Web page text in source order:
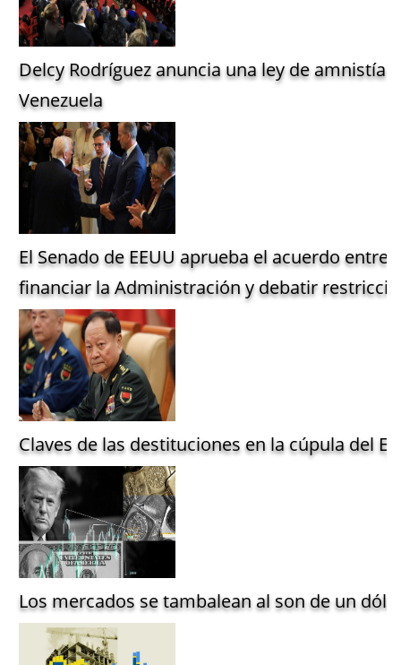
Delcy Rodríguez anuncia una ley de amnistía
Venezuela
El Senado de EEUU aprueba el acuerdo entre
financiar la Administración y debatir
Claves de las destituciones en la cúpula del
Los mercados se tambalean al son de un